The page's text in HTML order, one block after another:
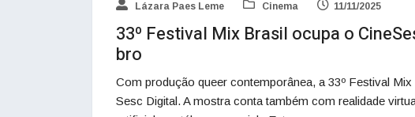
Lázara Paes Leme Cinema 11/11/2025
33º Festival Mix Brasil ocupa o
bro
Com produção queer contemporânea, a 33º Festival
Sesc Digital. A mostra conta também com realidade